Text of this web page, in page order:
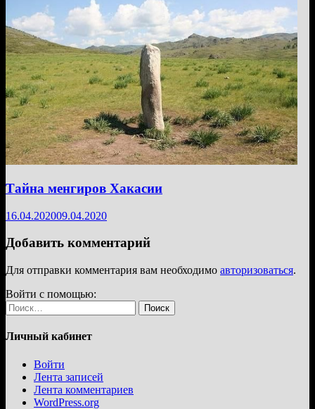
Тайна менгиров Хакасии
16.04.202009.04.2020
Добавить комментарий
Для отправки комментария вам необходимо авторизоваться.
Войти с помощью:
Найти:
Личный кабинет
Войти
Лента записей
Лента комментариев
WordPress.org